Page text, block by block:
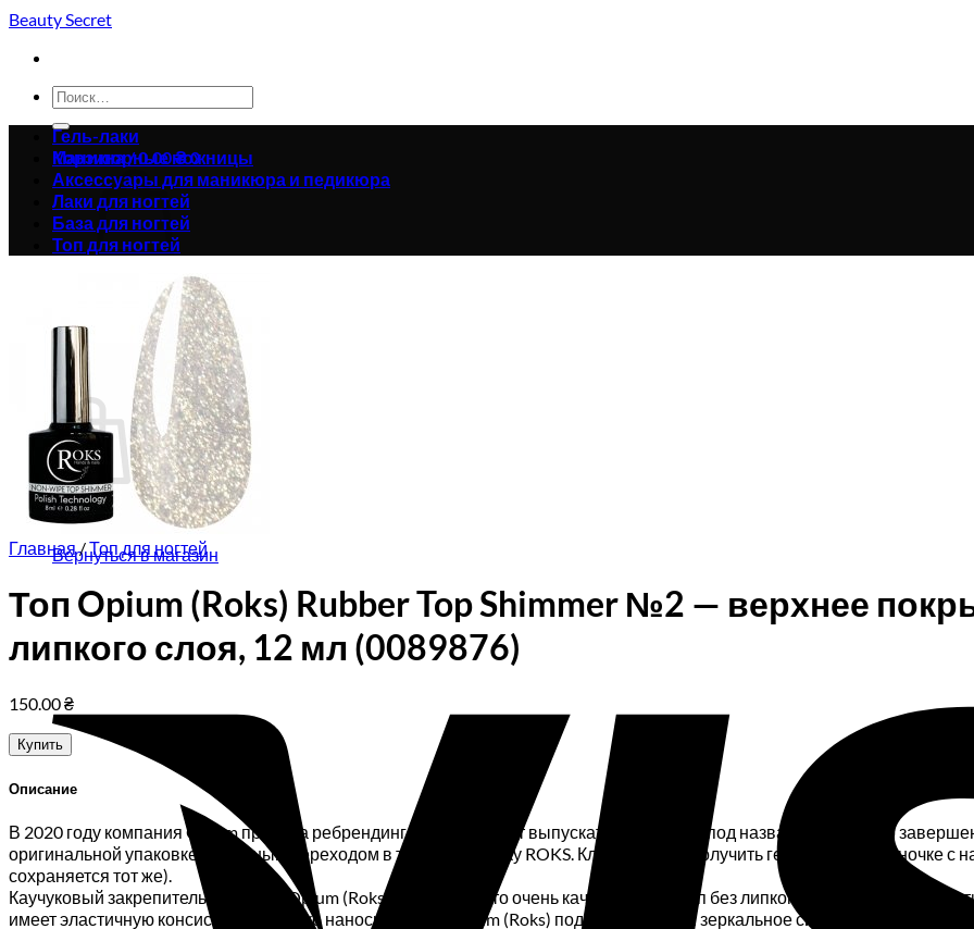
Skip
content
Beauty Secret
Искать:
Корзина /0.00₴0
Корзина пуста.
Вернуться в магазин
Корзина
Корзина пуста.
Вернуться в магазин
Гель-лаки
Маникюрные ножницы
Аксессуары для маникюра и педикюра
Лаки для ногтей
База для ногтей
Топ для ногтей
Главная/Топ для ногтей
Топ Opium (Roks) Rubber Top Shimmer №2 — верхнее
липкого слоя, 12 мл (0089876)
150.00₴
Купить
Описание
В 2020 году компания Opium провела ребрендинг и теперь будет выпускать продукцию под названием Roks. До
оригинальной упаковке с плавным переходом в торговую марку ROKS. Клиент может получить гель-лак как в баночке с
сохраняется тот же).
Каучуковый закрепитель гель лака Opium (Roks) Rubber Top это очень качественный топ без липкого слоя, который
имеет эластичную консистенцию, легко наносится. Топ Opium (Roks) подарит ноготкам зеркальное сияние и